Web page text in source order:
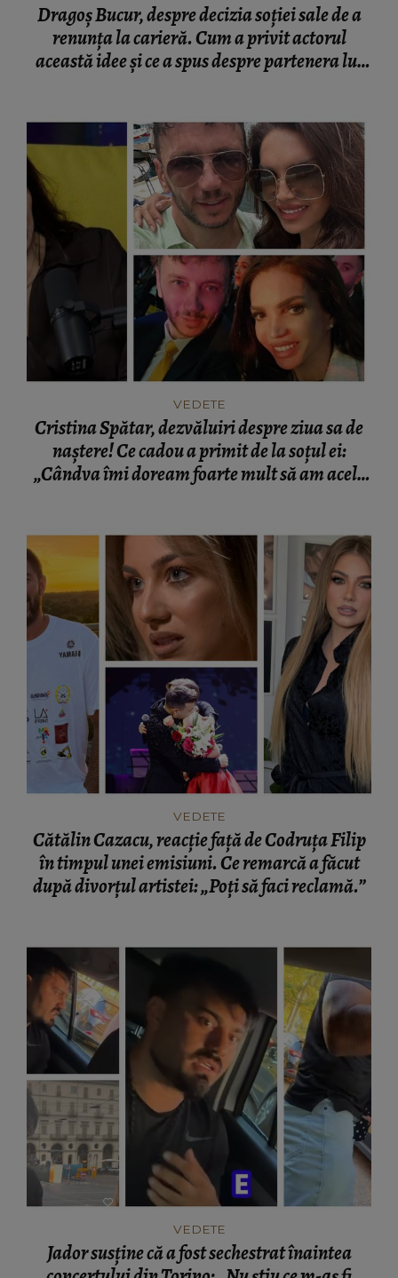
Dragoș Bucur, despre decizia soției sale de a
renunța la carieră. Cum a privit actorul
această idee și ce a spus despre partenera lui
VEDETE
Cristina Spătar, dezvăluiri despre ziua sa de
naștere! Ce cadou a primit de la soțul ei:
„Cândva îmi doream foarte mult să am acele
VEDETE
Cătălin Cazacu, reacție față de Codruța Filip
în timpul unei emisiuni. Ce remarcă a făcut
după divorțul artistei: „Poți să faci reclamă.”
VEDETE
Jador susține că a fost sechestrat înaintea